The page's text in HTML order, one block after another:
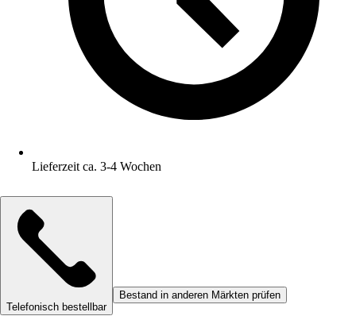
Lieferzeit ca. 3-4 Wochen
Telefonisch bestellbar
Bestand in anderen Märkten prüfen